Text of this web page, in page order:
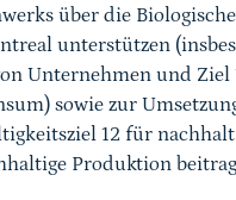
über die
unterstützen
Unternehmen und Ziel
sowie zur
12 für
Produktion